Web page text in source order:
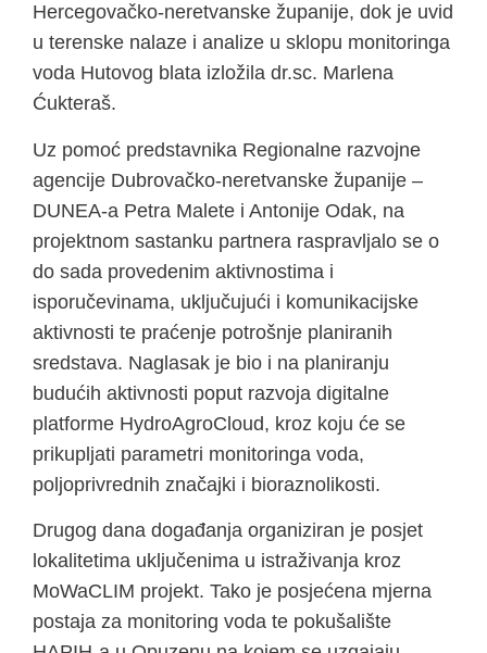
Hercegovačko-neretvanske županije, dok je uvid
u terenske nalaze i analize u sklopu monitoringa
voda Hutovog blata izložila dr.sc. Marlena
Ćukteraš.
Uz pomoć predstavnika Regionalne razvojne
agencije Dubrovačko-neretvanske županije –
DUNEA-a Petra Malete i Antonije Odak, na
projektnom sastanku partnera raspravljalo se o
do sada provedenim aktivnostima i
isporučevinama, uključujući i komunikacijske
aktivnosti te praćenje potrošnje planiranih
sredstava. Naglasak je bio i na planiranju
budućih aktivnosti poput razvoja digitalne
platforme HydroAgroCloud, kroz koju će se
prikupljati parametri monitoringa voda,
poljoprivrednih značajki i bioraznolikosti.
Drugog dana događanja organiziran je posjet
lokalitetima uključenima u istraživanja kroz
MoWaCLIM projekt. Tako je posjećena mjerna
postaja za monitoring voda te pokušalište